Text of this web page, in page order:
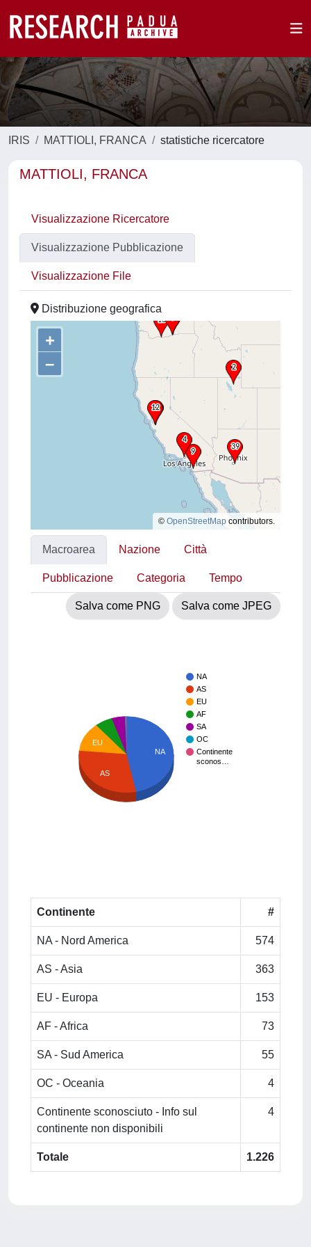
IRIS MATTIOLI, FRANCA statistiche ricercatore
MATTIOLI, FRANCA
Visualizzazione Ricercatore
Visualizzazione Pubblicazione
Visualizzazione File
Distribuzione geografica
+
–
© OpenStreetMap contributors.
Macroarea Nazione Città
Pubblicazione Categoria Tempo
Salva come PNG Salva come JPEG
NA
AS
EU
AF
SA
OC
Continente
sconos…
NA
EU
AS
Continente #
NA - Nord America 574
AS - Asia 363
EU - Europa 153
AF - Africa 73
SA - Sud America 55
OC - Oceania 4
Continente sconosciuto - Info sul
continente non disponibili
4
Totale 1.226